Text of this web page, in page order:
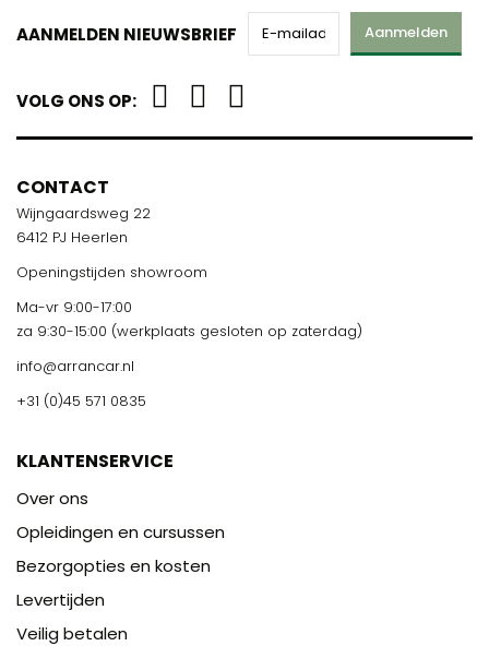
AANMELDEN NIEUWSBRIEF Aanmelden
VOLG ONS OP:
CONTACT
Wijngaardsweg 22
6412 PJ Heerlen
Openingstijden showroom
Ma-vr 9:00-17:00
za 9:30-15:00 (werkplaats gesloten op zaterdag)
info@arrancar.nl
+31 (0)45 571 0835
KLANTENSERVICE
Over ons
Opleidingen en cursussen
Bezorgopties en kosten
Levertijden
Veilig betalen